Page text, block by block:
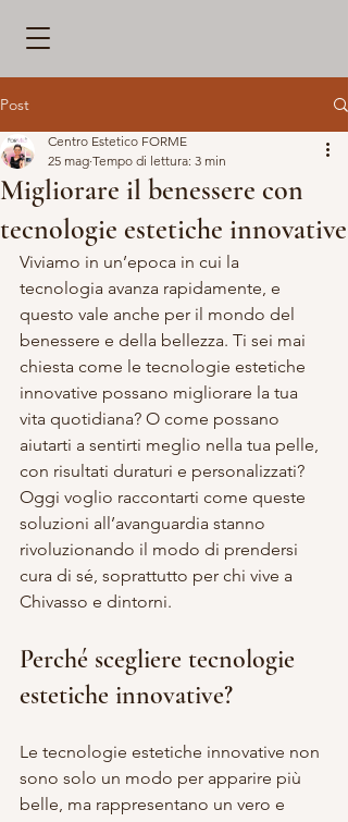
Post
Migliorare il benessere con
tecnologie estetiche innovative
Centro Estetico FORME
25 mag Tempo di lettura: 3 min
Viviamo in un’epoca in cui la
tecnologia avanza rapidamente, e
questo vale anche per il mondo del
benessere e della bellezza. Ti sei mai
chiesta come le tecnologie estetiche
innovative possano migliorare la tua
vita quotidiana? O come possano
aiutarti a sentirti meglio nella tua pelle,
con risultati duraturi e personalizzati?
Oggi voglio raccontarti come queste
soluzioni all’avanguardia stanno
rivoluzionando il modo di prendersi
cura di sé, soprattutto per chi vive a
Chivasso e dintorni.
Perché scegliere tecnologie
estetiche innovative?
Le tecnologie estetiche innovative non
sono solo un modo per apparire più
belle, ma rappresentano un vero e